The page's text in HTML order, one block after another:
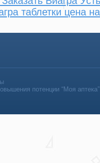
таблетки цена
потенции “Моя